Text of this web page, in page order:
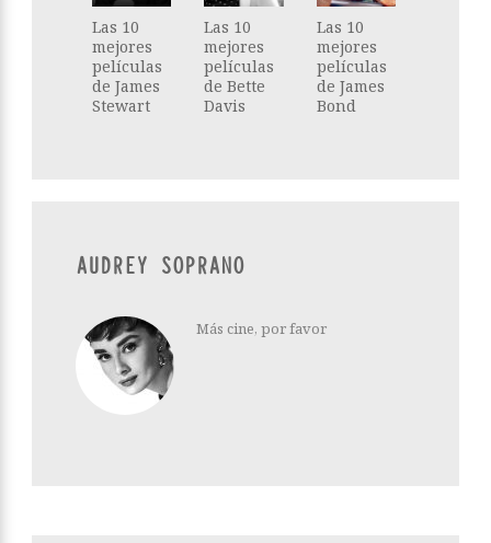
Las 10
mejores
películas
de James
Stewart
Las 10
mejores
películas
de Bette
Davis
Las 10
mejores
películas
de James
Bond
AUDREY SOPRANO
Más cine, por favor